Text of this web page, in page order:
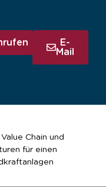
E-
Mail
Chain und
für einen